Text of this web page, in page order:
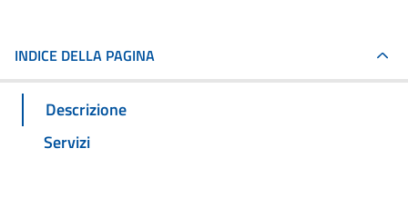
INDICE DELLA PAGINA
Descrizione
Servizi